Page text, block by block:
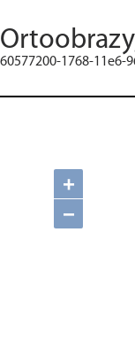
60577200-1768-11e6-
+
−